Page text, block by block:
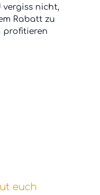
nicht,
Rabatt zu
profitieren
euch